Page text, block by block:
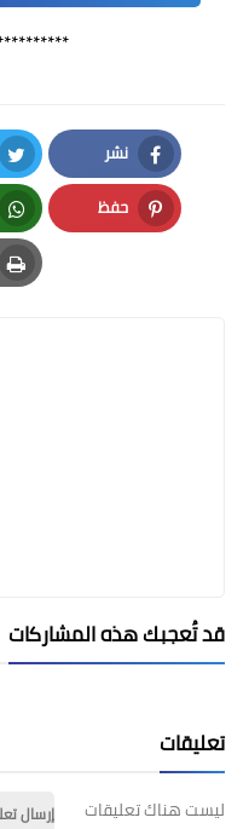
نشر
Facebook
حفظ
Pinterest
قد تُعجبك هذه المشاركات
تعليقات
ليست هناك تعليقات
إرسال